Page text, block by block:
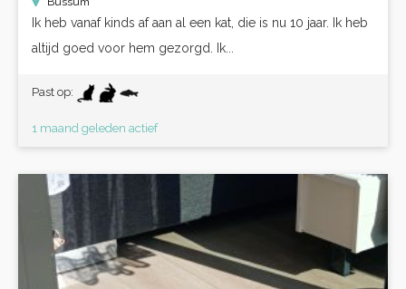
Ik heb vanaf kinds af aan al een kat, die is nu 10 jaar. Ik heb
altijd goed voor hem gezorgd. Ik...
Past op:
1 maand geleden actief